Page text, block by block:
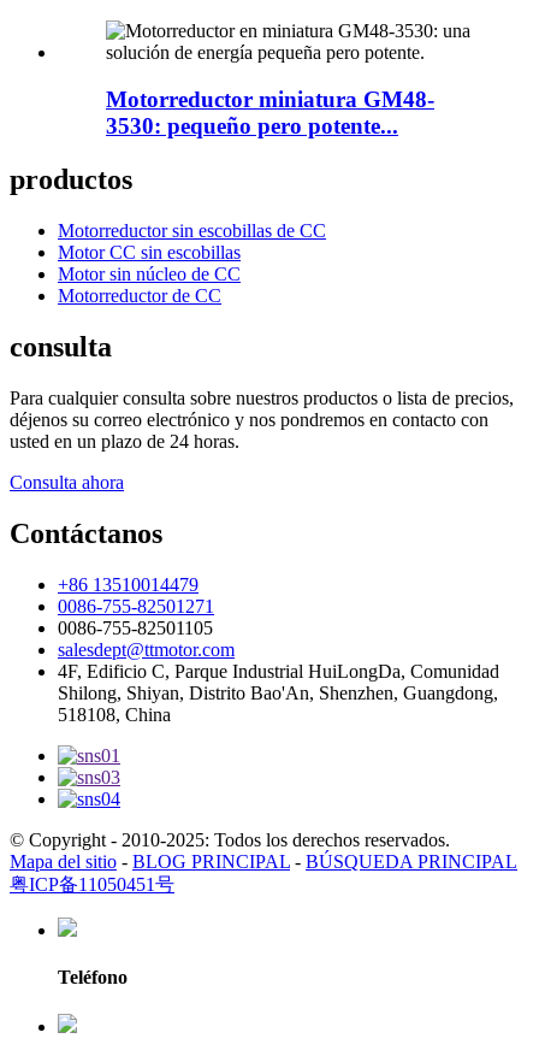
Motorreductor miniatura GM48-
3530: pequeño pero potente...
productos
Motorreductor sin escobillas de CC
Motor CC sin escobillas
Motor sin núcleo de CC
Motorreductor de CC
consulta
Para cualquier consulta sobre nuestros productos o lista de precios,
déjenos su correo electrónico y nos pondremos en contacto con
usted en un plazo de 24 horas.
Consulta ahora
Contáctanos
+86 13510014479
0086-755-82501271
0086-755-82501105
salesdept@ttmotor.com
4F, Edificio C, Parque Industrial HuiLongDa, Comunidad
Shilong, Shiyan, Distrito Bao'An, Shenzhen, Guangdong,
518108, China
© Copyright - 2010-2025: Todos los derechos reservados.
Mapa del sitio - BLOG PRINCIPAL - BÚSQUEDA PRINCIPAL
粤ICP备11050451号
Teléfono